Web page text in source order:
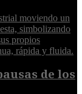
de los